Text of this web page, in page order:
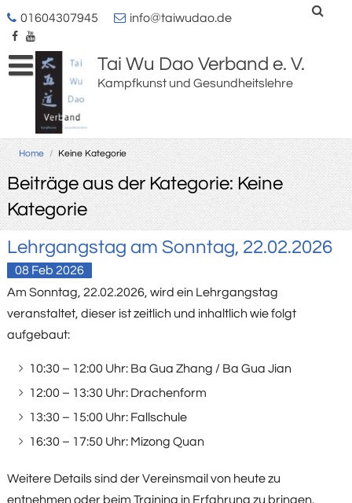
01604307945 info@taiwudao.de
Tai Wu Dao Verband e. V.
Kampfkunst und Gesundheitslehre
Home / Keine Kategorie
Beiträge aus der Kategorie: Keine
Kategorie
Lehrgangstag am Sonntag, 22.02.2026
08 Feb 2026
Am Sonntag, 22.02.2026, wird ein Lehrgangstag
veranstaltet, dieser ist zeitlich und inhaltlich wie folgt
aufgebaut:
10:30 – 12:00 Uhr: Ba Gua Zhang / Ba Gua Jian
12:00 – 13:30 Uhr: Drachenform
13:30 – 15:00 Uhr: Fallschule
16:30 – 17:50 Uhr: Mizong Quan
Weitere Details sind der Vereinsmail von heute zu
entnehmen oder beim Training in Erfahrung zu bringen.